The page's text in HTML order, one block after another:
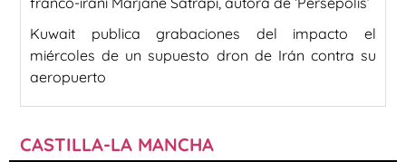
Kuwait publica grabaciones del impacto el
miércoles de un supuesto dron de Irán contra su
aeropuerto
CASTILLA-LA MANCHA